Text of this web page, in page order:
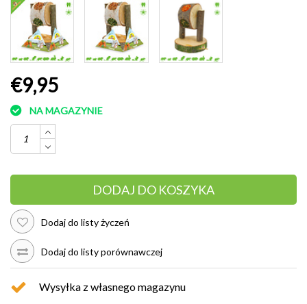
€9,95
NA MAGAZYNIE
DODAJ DO KOSZYKA
Dodaj do listy życzeń
Dodaj do listy porównawczej
Wysyłka z własnego magazynu